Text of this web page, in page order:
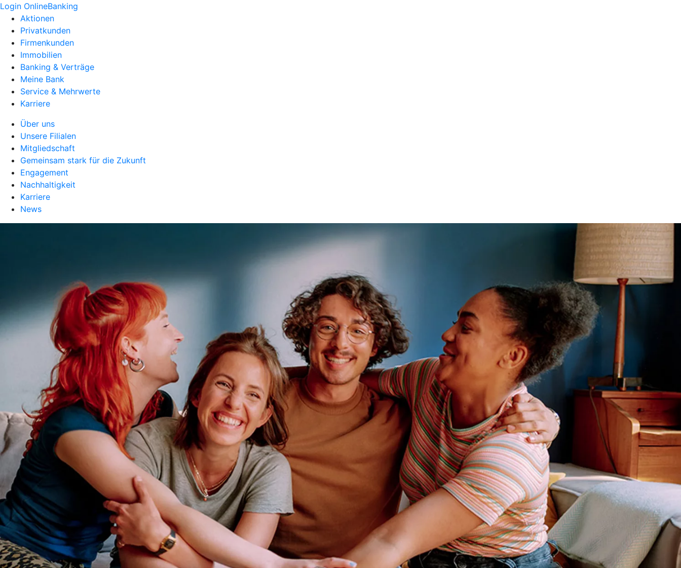
Login OnlineBanking
Aktionen
Privatkunden
Firmenkunden
Immobilien
Banking & Verträge
Meine Bank
Service & Mehrwerte
Karriere
Über uns
Unsere Filialen
Mitgliedschaft
Gemeinsam stark für die Zukunft
Engagement
Nachhaltigkeit
Karriere
News